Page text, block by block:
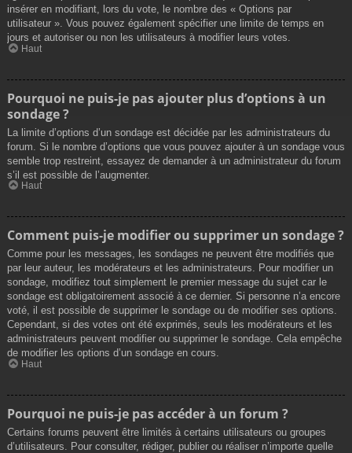
insérer en modifiant, lors du vote, le nombre des « Options par
utilisateur ». Vous pouvez également spécifier une limite de temps en
jours et autoriser ou non les utilisateurs à modifier leurs votes.
Haut
Pourquoi ne puis-je pas ajouter plus d’options à un
sondage ?
La limite d’options d’un sondage est décidée par les administrateurs du
forum. Si le nombre d’options que vous pouvez ajouter à un sondage vous
semble trop restreint, essayez de demander à un administrateur du forum
s’il est possible de l’augmenter.
Haut
Comment puis-je modifier ou supprimer un sondage ?
Comme pour les messages, les sondages ne peuvent être modifiés que
par leur auteur, les modérateurs et les administrateurs. Pour modifier un
sondage, modifiez tout simplement le premier message du sujet car le
sondage est obligatoirement associé à ce dernier. Si personne n’a encore
voté, il est possible de supprimer le sondage ou de modifier ses options.
Cependant, si des votes ont été exprimés, seuls les modérateurs et les
administrateurs peuvent modifier ou supprimer le sondage. Cela empêche
de modifier les options d’un sondage en cours.
Haut
Pourquoi ne puis-je pas accéder à un forum ?
Certains forums peuvent être limités à certains utilisateurs ou groupes
d’utilisateurs. Pour consulter, rédiger, publier ou réaliser n’importe quelle